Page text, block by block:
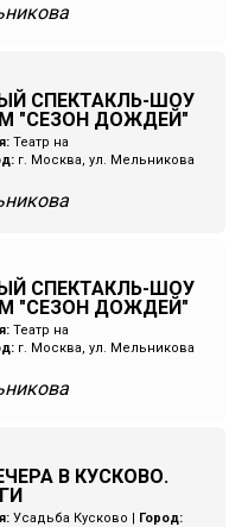
СПЕКТАКЛЬ-ШОУ
"СЕЗОН ДОЖДЕЙ"
Театр на
г. Москва, ул. Мельникова
СПЕКТАКЛЬ-ШОУ
"СЕЗОН ДОЖДЕЙ"
Театр на
г. Москва, ул. Мельникова
В КУСКОВО.
Усадьба Кусково Город: